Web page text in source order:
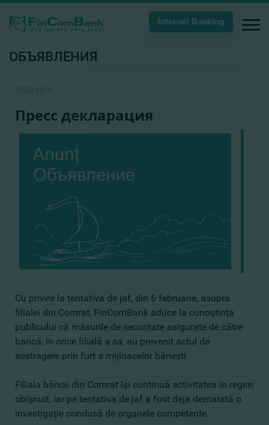
Internet Banking
ОБЪЯВЛЕНИЯ
08.02.2018
Пресс декларация
Cu privire la tentativa de jaf, din 6 februarie, asupra
filialei din Comrat, FinComBank aduce la cunoştinţa
publicului că măsurile de securitate asigurate de către
bancă, în orice filială a sa, au prevenit actul de
sustragere prin furt a mijloacelor băneşti.
Filiala băncii din Comrat îşi continuă activitatea în regim
obişnuit, iar pe tentativa de jaf a fost deja demarată o
investigaţie condusă de organele competente.